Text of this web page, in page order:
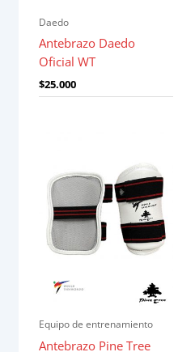
Daedo
Antebrazo Daedo
Oficial WT
$25.000
Equipo de entrenamiento
Antebrazo Pine Tree